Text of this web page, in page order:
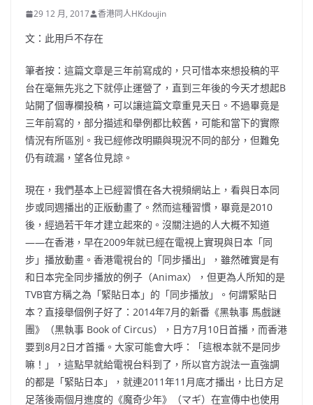
29 12 月, 2017 香港同人HKdoujin
文：此用戶不存在
筆者按：這篇文章是三年前寫成的，只可惜本來想投稿的平
台在毫無先兆之下就停止運營了，直到三年後的今天才想起B
站開了個專欄投稿，可以讓這篇文章重見天日。不過畢竟是
三年前寫的，部分描述和舉例都比較舊，可能和當下的實際
情況有所區別。我已經修改明顯與現況不同的部分，但難免
仍有疏漏，望各位見諒。
現在，我們基本上已經習慣在各大視頻網站上，看與日本同
步或同週播出的正版動畫了。然而這種習慣，畢竟是2010
後，經過若干年才建立起來的。沒關注過的人大概不知道
——在香港，早在2009年就已經在電視上實現與日本「同
步」播放動畫。香港電視台的「同步播出」，雖然確實是有
和日本完全同步播放的例子（Animax），但更為人所知的是
TVB官方稱之為「緊貼日本」的「同步播放」。何謂緊貼日
本？直接舉個例子好了：2014年7月的新番《黑執事 馬戲謎
團》（黒執事 Book of Circus），日方7月10日首播，而香港
要到8月2日才首播。大家可能會大呼：「這根本就不是同步
嘛！」，這點早就給電視台料到了，所以官方說法一直強調
的都是「緊貼日本」，就連2011年11月底才播出，比日方足
足落後兩個月進度的《魔奇少年》（マギ）在宣傳中也使用